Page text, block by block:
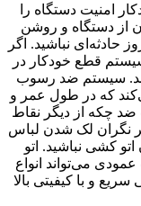
خودکار امنیت دستگاه را
از دستگاه و روشن
حادثه‌ای نباشید. اگر
قطع خودکار در
سیستم ضد رسوب
که در طول عمر و
ضد چکه از دیگر نقاط
نگران لک شدن لباس
کشی نباشید. اتو
صورت عمودی می‌تواند انواع
و با کیفیتی بالا